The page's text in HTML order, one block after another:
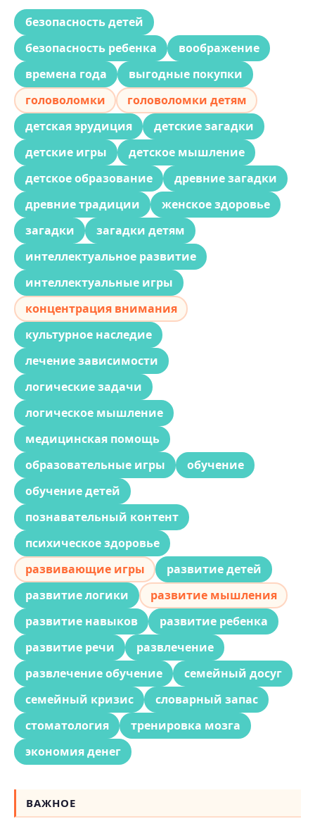
безопасность детей
безопасность ребенка
воображение
времена года
выгодные покупки
головоломки
головоломки детям
детская эрудиция
детские загадки
детские игры
детское мышление
детское образование
древние загадки
древние традиции
женское здоровье
загадки
загадки детям
интеллектуальное развитие
интеллектуальные игры
концентрация внимания
культурное наследие
лечение зависимости
логические задачи
логическое мышление
медицинская помощь
образовательные игры
обучение
обучение детей
познавательный контент
психическое здоровье
развивающие игры
развитие детей
развитие логики
развитие мышления
развитие навыков
развитие ребенка
развитие речи
развлечение
развлечение обучение
семейный досуг
семейный кризис
словарный запас
стоматология
тренировка мозга
экономия денег
ВАЖНОЕ